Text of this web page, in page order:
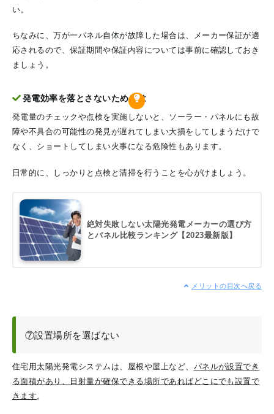
い。
ちなみに、万が一パネル自体が故障した場合は、メーカー保証が適
応されるので、保証期間や保証内容については事前に確認しておき
ましょう。
発電効率を落とさないためには
発電量のチェックや点検を実施しないと、ソーラー・パネルにも故
障や不具合の可能性の発見が遅れてしまい大損をしてしまうだけで
なく、ショートしてしまい火事になる危険性もあります。
日常的に、しっかりと点検と清掃を行うことを心がけましょう。
絶対失敗しない太陽光発電メーカーの選び方
とパネル比較ランキング【2023最新版】
メリットの目次へ戻る
⑦設置場所を選ばない
住宅用太陽光発電システムは、屋根や屋上など、 パネルが設置でき
る面積があり、日射量が確保できる場所であればどこにでも設置で
きます。